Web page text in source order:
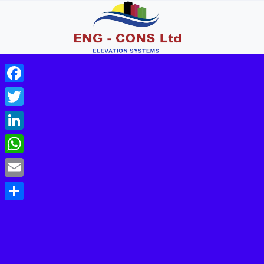
Facebook
Twitter
LinkedIn
WhatsApp
Email